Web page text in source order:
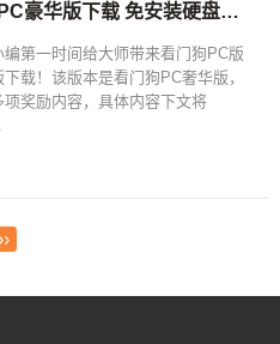
单机游戏破解版大全看门狗PC豪华版下载 免安装硬盘破解版
编第一时间给大师带来看门狗PC版
载！该版本是看门狗PC奢华版，
项奖励内容，具体内容下文将